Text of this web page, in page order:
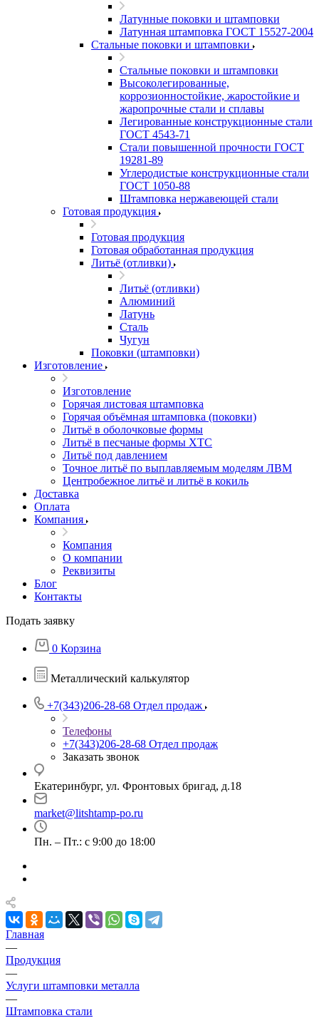
Латунные поковки и штамповки
Латунная штамповка ГОСТ 15527-2004
Стальные поковки и штамповки
Стальные поковки и штамповки
Высоколегированные,
коррозионностойкие, жаростойкие и
жаропрочные стали и сплавы
Легированные конструкционные стали
ГОСТ 4543-71
Стали повышенной прочности ГОСТ
19281-89
Углеродистые конструкционные стали
ГОСТ 1050-88
Штамповка нержавеющей стали
Готовая продукция
Готовая продукция
Готовая обработанная продукция
Литьё (отливки)
Литьё (отливки)
Алюминий
Латунь
Сталь
Чугун
Поковки (штамповки)
Изготовление
Изготовление
Горячая листовая штамповка
Горячая объёмная штамповка (поковки)
Литьё в оболочковые формы
Литьё в песчаные формы ХТС
Литьё под давлением
Точное литьё по выплавляемым моделям ЛВМ
Центробежное литьё и литьё в кокиль
Доставка
Оплата
Компания
Компания
О компании
Реквизиты
Блог
Контакты
Подать заявку
0 Корзина
Металлический калькулятор
+7(343)206-28-68 Отдел продаж
Телефоны
+7(343)206-28-68 Отдел продаж
Заказать звонок
Екатеринбург, ул. Фронтовых бригад, д.18
market@litshtamp-po.ru
Пн. – Пт.: с 9:00 до 18:00
Главная
—
Продукция
—
Услуги штамповки металла
—
Штамповка стали